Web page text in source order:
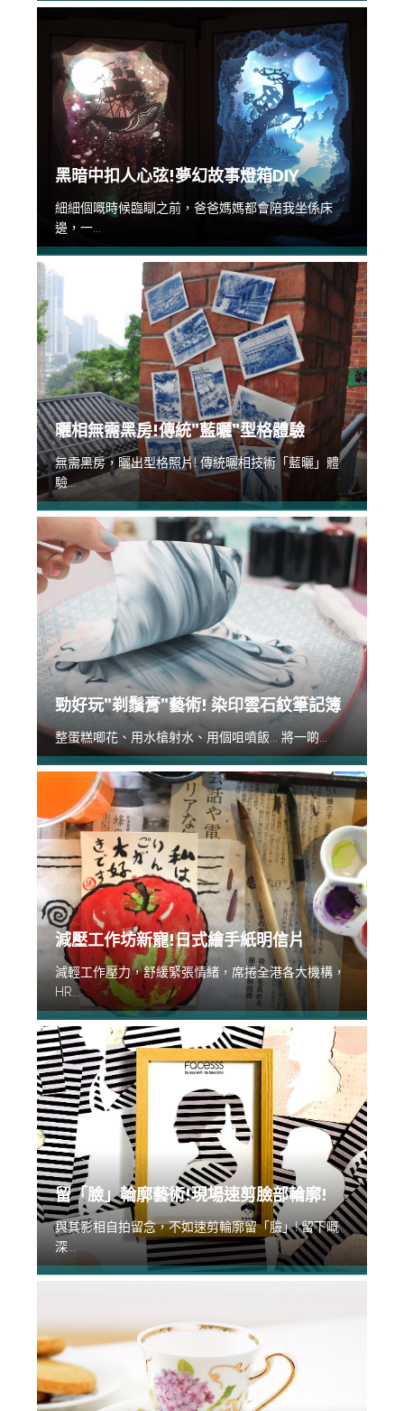
黑暗中扣人心弦!夢幻故事燈箱DIY
細細個嘅時候臨瞓之前，爸爸媽媽都會陪我坐係床
邊，一...
曬相無需黑房!傳統”藍曬”型格體驗
無需黑房，曬出型格照片! 傳統曬相技術「藍曬」體
驗...
勁好玩”剃鬚膏”藝術! 染印雲石紋筆記簿
整蛋糕唧花、用水槍射水、用個咀噴飯... 將一啲...
減壓工作坊新寵!日式繪手紙明信片
減輕工作壓力，舒緩緊張情緒，席捲全港各大機構，
HR...
留「臉」輪廓藝術!現場速剪臉部輪廓!
與其影相自拍留念，不如速剪輪廓留「臉」! 留下嘅
深...